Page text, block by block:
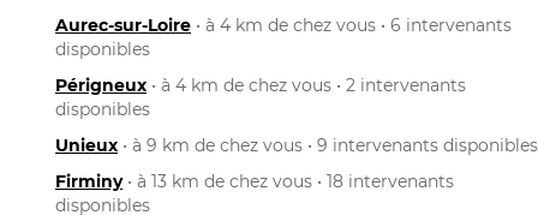
Aurec-sur-Loire • à 4 km de chez vous • 6 intervenants
disponibles
Périgneux • à 4 km de chez vous • 2 intervenants
disponibles
Unieux • à 9 km de chez vous • 9 intervenants disponibles
Firminy• à 13 km de chez vous • 18 intervenants
disponibles